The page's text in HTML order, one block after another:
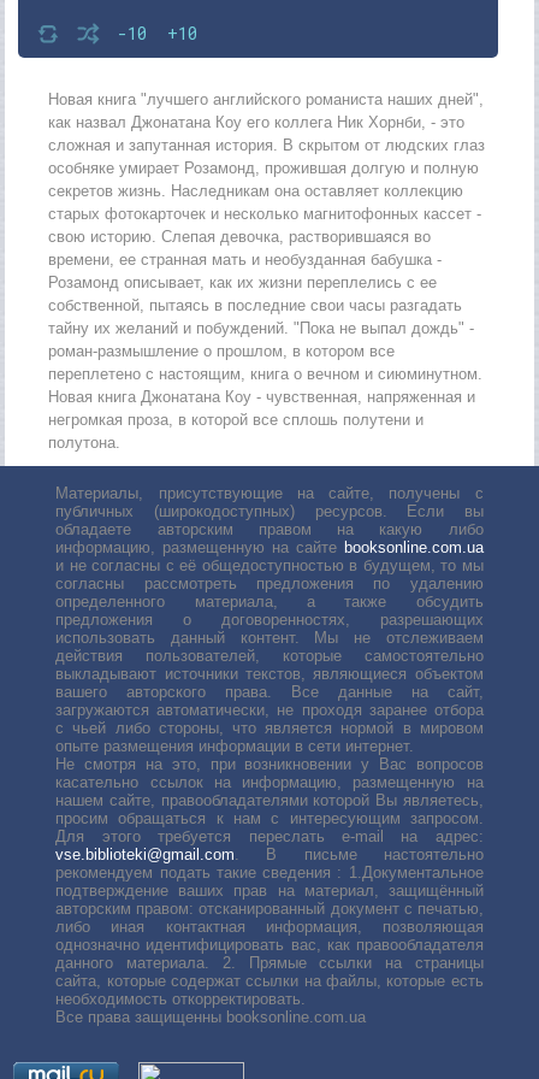
-10 +10
Новая книга "лучшего английского романиста наших дней",
как назвал Джонатана Коу его коллега Ник Хорнби, - это
сложная и запутанная история. В скрытом от людских глаз
особняке умирает Розамонд, прожившая долгую и полную
секретов жизнь. Наследникам она оставляет коллекцию
старых фотокарточек и несколько магнитофонных кассет -
свою историю. Слепая девочка, растворившаяся во
времени, ее странная мать и необузданная бабушка -
Розамонд описывает, как их жизни переплелись с ее
собственной, пытаясь в последние свои часы разгадать
тайну их желаний и побуждений. "Пока не выпал дождь" -
роман-размышление о прошлом, в котором все
переплетено с настоящим, книга о вечном и сиюминутном.
Новая книга Джонатана Коу - чувственная, напряженная и
негромкая проза, в которой все сплошь полутени и
полутона.
Материалы, присутствующие на сайте, получены с
публичных (широкодоступных) ресурсов. Если вы
обладаете авторским правом на какую либо
информацию, размещенную на сайте booksonline.com.ua
и не согласны с её общедоступностью в будущем, то мы
согласны рассмотреть предложения по удалению
определенного материала, а также обсудить
предложения о договоренностях, разрешающих
использовать данный контент. Мы не отслеживаем
действия пользователей, которые самостоятельно
выкладывают источники текстов, являющиеся объектом
вашего авторского права. Все данные на сайт,
загружаются автоматически, не проходя заранее отбора
с чьей либо стороны, что является нормой в мировом
опыте размещения информации в сети интернет.
Не смотря на это, при возникновении у Вас вопросов
касательно ссылок на информацию, размещенную на
нашем сайте, правообладателями которой Вы являетесь,
просим обращаться к нам с интересующим запросом.
Для этого требуется переслать е-mail на адрес:
vse.biblioteki@gmail.com. В письме настоятельно
рекомендуем подать такие сведения : 1.Документальное
подтверждение ваших прав на материал, защищённый
авторским правом: отсканированный документ с печатью,
либо иная контактная информация, позволяющая
однозначно идентифицировать вас, как правообладателя
данного материала. 2. Прямые ссылки на страницы
сайта, которые содержат ссылки на файлы, которые есть
необходимость откорректировать.
Все права защищенны booksonline.com.ua